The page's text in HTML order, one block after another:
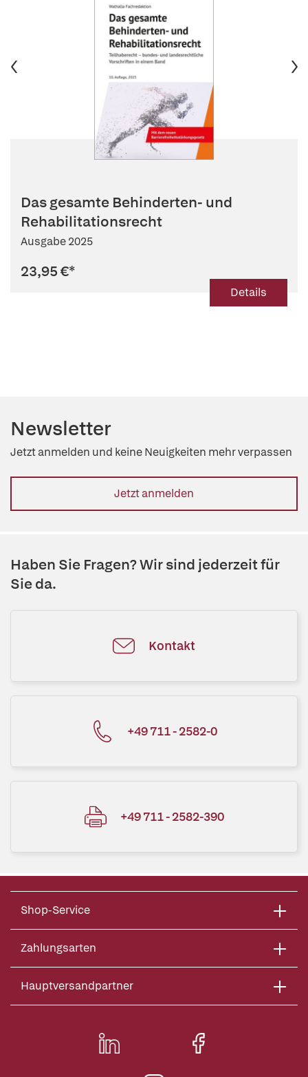
Das gesamte Behinderten- und
Rehabilitationsrecht
Ausgabe 2025
23,95 €*
Details
Newsletter
Jetzt anmelden und keine Neuigkeiten mehr verpassen
Jetzt anmelden
Haben Sie Fragen? Wir sind jederzeit für
Sie da.
Kontakt
+49 711 - 2582-0
+49 711 - 2582-390
Shop-Service
Zahlungsarten
Hauptversandpartner